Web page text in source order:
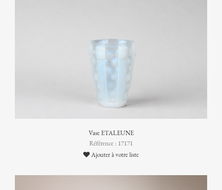
Vase ETALEUNE
Référence : 17171
Ajouter à votre liste